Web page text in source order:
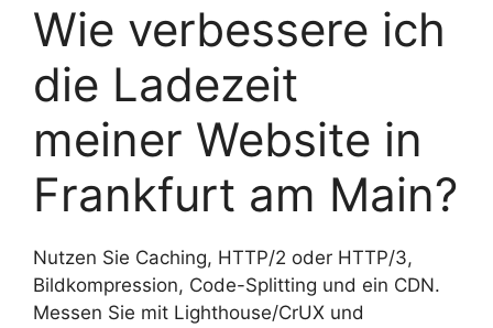
Wie verbessere ich
die Ladezeit
meiner Website in
Frankfurt am Main?
Nutzen Sie Caching, HTTP/2 oder HTTP/3,
Bildkompression, Code-Splitting und ein CDN.
Messen Sie mit Lighthouse/CrUX und